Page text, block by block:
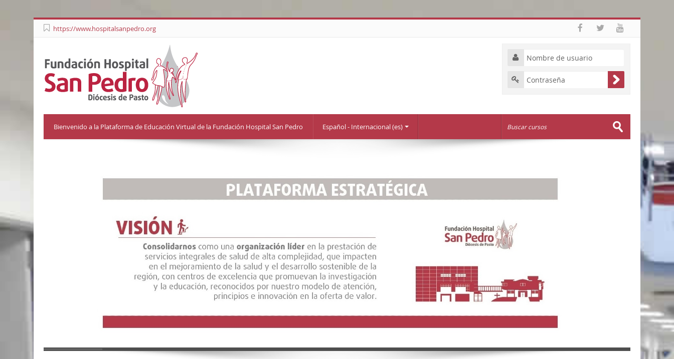
https://www.hospitalsanpedro.org
Bienvenido a la Plataforma de Educación Virtual de la Fundación Hospital San Pedro Español - Internacional (es)